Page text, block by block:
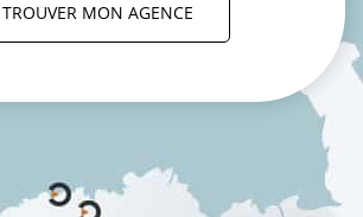
TROUVER MON AGENCE